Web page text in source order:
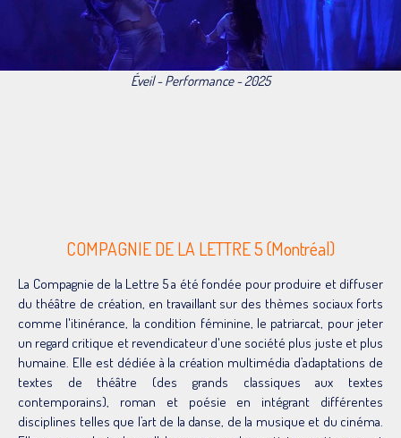
Éveil - Performance - 2025
COMPAGNIE DE LA LETTRE 5 (Montréal)
La Compagnie de la Lettre 5 a été fondée pour produire et diffuser
du théâtre de création, en travaillant sur des thèmes sociaux forts
comme l'itinérance, la condition féminine, le patriarcat, pour jeter
un regard critique et revendicateur d'une société plus juste et plus
humaine. Elle est dédiée à la création multimédia d’adaptations de
textes de théâtre (des grands classiques aux textes
contemporains), roman et poésie en intégrant différentes
disciplines telles que l’art de la danse, de la musique et du cinéma.